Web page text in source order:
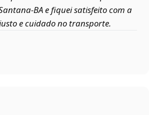
e fiquei satisfeito com a
e cuidado no transporte.